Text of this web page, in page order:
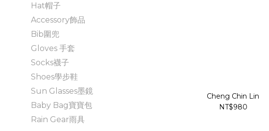
Hat帽子
Accessory飾品
Bib圍兜
Gloves 手套
Socks襪子
Shoes學步鞋
Sun Glasses墨鏡
Baby Bag寶寶包
Rain Gear雨具
Cheng Chin Lin
NT$980